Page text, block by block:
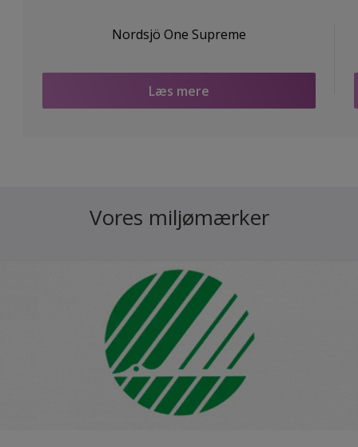
Nordsjö One Supreme
Læs mere
Vores miljømærker